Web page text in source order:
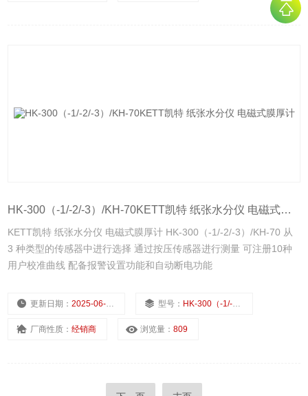
HK-300（-1/-2/-3）/KH-70KETT凯特 纸张水分仪 电磁式膜厚计
KETT凯特 纸张水分仪 电磁式膜厚计 HK-300（-1/-2/-3）/KH-70 从
3 种类型的传感器中进行选择 通过按压传感器进行测量 可注册10种
用户校准曲线 配备报警设置功能和自动断电功能
更新日期：2025-06-30 型号： HK-300（-1/-2/-3）/KH-70
厂商性质：经销商 浏览量：809